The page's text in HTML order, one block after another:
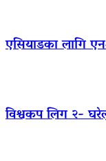
एसियाडका लागि
विश्वकप लिग २-